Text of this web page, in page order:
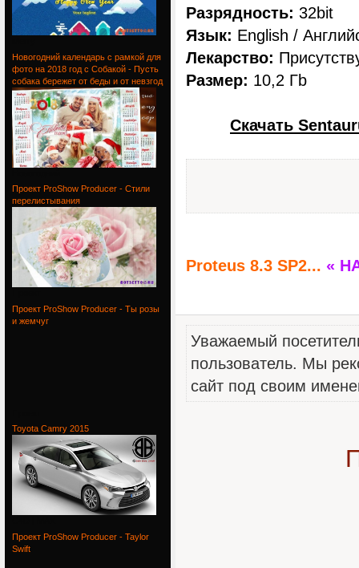
Разрядность: 32bit
Язык: English /
Лекарство:
Размер: 10,2 Гb
Скачать
Proteus 8.3 SP2... «
Уважаемый
пользователь. Мы
сайт под своим
Новогодний календарь с рамкой для
фото на 2018 год с Собакой - Пусть
собака бережет от беды и от невзгод
Проект ProShow Producer - Стили
перелистывания
Проект ProShow Producer - Ты розы
и жемчуг
Toyota Camry 2015
Проект ProShow Producer - Taylor
Swift